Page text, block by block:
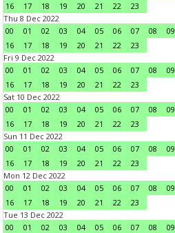
16
17 18 19 20 21 22
23
Thu 8 Dec 2022
00
01 02 03 04 05 06 07 08 09
16
17 18 19 20 21 22
23
Fri 9 Dec 2022
00
01 02 03 04 05 06 07 08 09
16
17 18 19 20 21 22
23
Sat 10 Dec 2022
00
01 02 03 04 05 06 07 08 09
16
17 18 19 20 21 22
23
Sun 11 Dec 2022
00
01 02 03 04 05 06 07 08 09
16
17 18 19 20 21 22
23
Mon 12 Dec 2022
00
01 02 03 04 05 06 07 08 09
16
17 18 19 20 21 22
23
Tue 13 Dec 2022
00
01 02 03 04 05 06 07 08 09